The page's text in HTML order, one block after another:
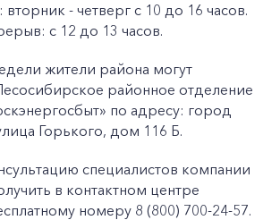
- четверг с 10 до 16 часов.
с 12 до 13 часов.
жители района могут
районное отделение
по адресу: город
Горького, дом 116 Б.
специалистов компании
в контактном центре
номеру 8 (800) 700-24-57.